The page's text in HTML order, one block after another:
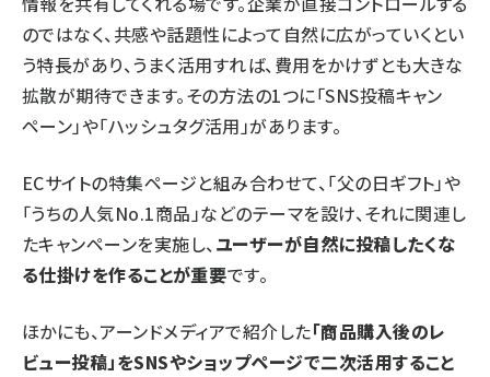
のではなく、共感や話題性によって自然に広がっていくとい
う特長があり、うまく活用すれば、費用をかけずとも大きな
拡散が期待できます。その方法の1つに「SNS投稿キャン
ペーン」や「ハッシュタグ活用」があります。
ECサイトの特集ページと組み合わせて、「父の日ギフト」や
「うちの人気No.1商品」などのテーマを設け、それに関連し
たキャンペーンを実施し、ユーザーが自然に投稿したくな
る仕掛けを作ることが重要です。
ほかにも、アーンドメディアで紹介した「商品購入後のレ
ビュー投稿」をSNSやショップページで二次活用すること